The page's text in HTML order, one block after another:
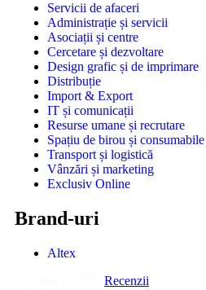
Servicii de afaceri
Administrație și servicii
Asociații și centre
Cercetare și dezvoltare
Design grafic și de imprimare
Distribuție
Import & Export
IT și comunicații
Resurse umane și recrutare
Spațiu de birou și consumabile
Transport și logistică
Vânzări și marketing
Exclusiv Online
Brand-uri
Altex
Recenzii